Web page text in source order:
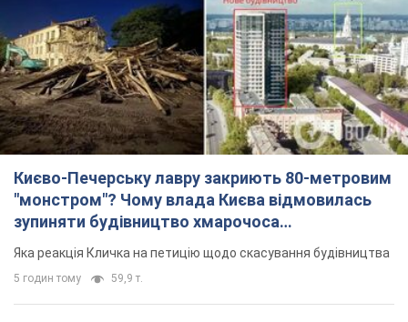
Києво-Печерську лавру закриють 80-метровим
"монстром"? Чому влада Києва відмовилась
зупиняти будівництво хмарочоса
"московського вірянина"
Яка реакція Кличка на петицію щодо скасування будівництва
5 годин тому 59,9 т.